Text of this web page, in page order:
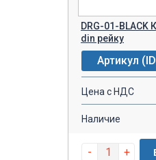
DRG-01-BLACK
din рейку
Артикул
Цена с НДС
Наличие
- +